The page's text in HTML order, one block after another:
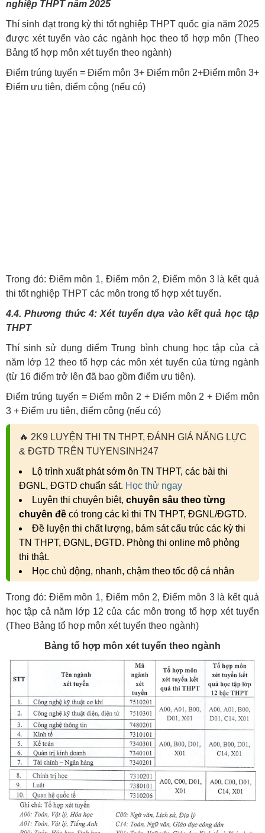
nghiệp THPT năm 2025
Thí sinh đạt trong kỳ thi tốt nghiệp THPT quốc gia năm 2025
được xét tuyển vào các ngành học theo tổ hợp môn (Theo
Bảng tổ hợp môn xét tuyển theo ngành)
Điểm trúng tuyển = Điểm môn 3+ Điểm môn 2+Điểm môn 3+
Điểm ưu tiên, điểm cộng (nếu có)
Trong đó: Điểm môn 1, Điểm môn 2, Điểm môn 3 là kết quả
thi tốt nghiệp THPT các môn trong tổ hợp xét tuyển.
4.4. Phương thức 4: Xét tuyển dựa vào kết quả học tập
THPT
Thí sinh sử dụng điểm Trung bình chung học tập của cả
năm lớp 12 theo tổ hợp các môn xét tuyển của từng ngành
(từ 16 điểm trở lên đã bao gồm điểm ưu tiên).
Điểm trúng tuyển = Điểm môn 2 + Điểm môn 2 + Điểm môn
3 + Điểm ưu tiên, điểm công (nếu có)
🔥 2K9 LUYỆN THI TN THPT, ĐÁNH GIÁ NĂNG LỰC
& ĐGTD TRÊN TUYENSINH247
Lộ trình xuất phát sớm ôn TN THPT, các bài thi
ĐGNL, ĐGTD chuẩn sát. Học thử ngay
Luyện thi chuyên biệt, chuyên sâu theo từng
chuyên đề có trong các kì thi TN THPT, ĐGNL/ĐGTD.
Đề luyện thi chất lượng, bám sát cấu trúc các kỳ thi
TN THPT, ĐGNL, ĐGTD. Phòng thi online mô phỏng
thi thật.
Học chủ động, nhanh, chậm theo tốc độ cá nhân
Trong đó: Điểm môn 1, Điểm môn 2, Điểm môn 3 là kết quả
học tập cả năm lớp 12 của các môn trong tổ hợp xét tuyển
(Theo Bảng tổ hợp môn xét tuyển theo ngành)
Bảng tổ hợp môn xét tuyển theo ngành